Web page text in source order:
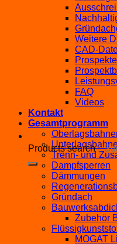
Products search
Weitere
CAD-
Prospekte
FAQ
Videos
Kontakt
Gesamtprogramm
Trenn- und
Dampfsperren
Dämmungen
Gründach
Zubehör
MOGAT